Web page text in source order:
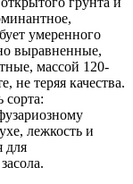
умеренного
выравненные,
массой 120-
не теряя качества.
сорта:
лежкость и
для